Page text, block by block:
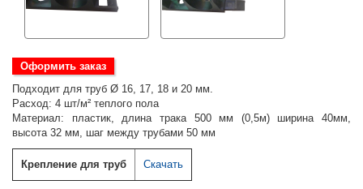
Оформить заказ
Подходит для труб Ø 16, 17, 18 и 20 мм.
Расход: 4 шт/м² теплого пола
Материал: пластик, длина трака 500 мм (0,5м) ширина 40мм,
высота 32 мм, шаг между трубами 50 мм
Крепление для труб Скачать